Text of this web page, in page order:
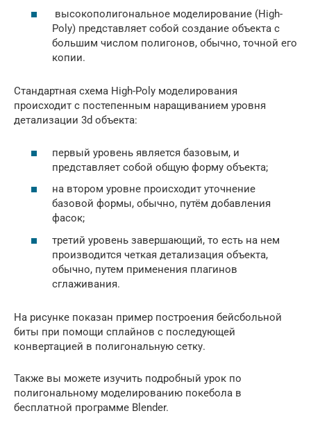
высокополигональное моделирование (High-
Poly) представляет собой создание объекта с
большим числом полигонов, обычно, точной его
копии.
Стандартная схема High-Poly моделирования
происходит с постепенным наращиванием уровня
детализации 3d объекта:
первый уровень является базовым, и
представляет собой общую форму объекта;
на втором уровне происходит уточнение
базовой формы, обычно, путём добавления
фасок;
третий уровень завершающий, то есть на нем
производится четкая детализация объекта,
обычно, путем применения плагинов
сглаживания.
На рисунке показан пример построения бейсбольной
биты при помощи сплайнов с последующей
конвертацией в полигональную сетку.
Также вы можете изучить подробный урок по
полигональному моделированию покебола в
бесплатной программе Blender.